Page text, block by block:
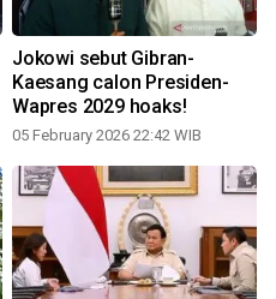
Jokowi sebut Gibran-
Kaesang calon Presiden-
Wapres 2029 hoaks!
05 February 2026 22:42 WIB